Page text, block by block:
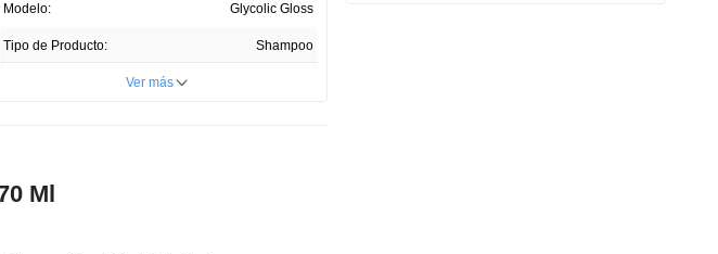
Modelo: Glycolic Gloss
Tipo de Producto: Shampoo
Registro Invima:
Ver más
Ml